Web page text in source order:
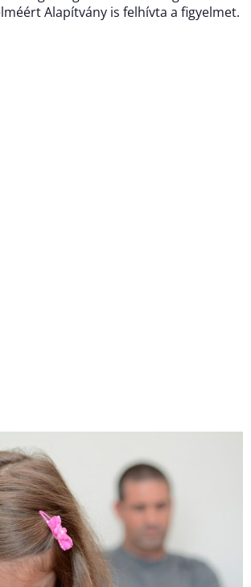
Alapítvány is felhívta a figyelmet.